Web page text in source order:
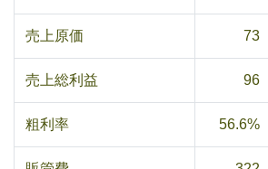
売上原価 73
売上総利益 96
粗利率 56.6%